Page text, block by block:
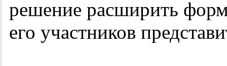
решение расширить
его участников